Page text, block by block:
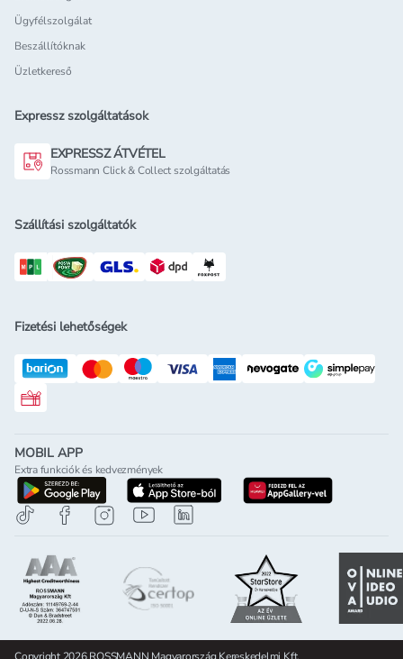
Ügyfélszolgálat
Beszállítóknak
Üzletkereső
Expressz szolgáltatások
EXPRESSZ ÁTVÉTEL
Rossmann Click & Collect szolgáltatás
Szállítási szolgáltatók
Fizetési lehetőségek
Rossmann ajándékkártya
MOBIL APP
Extra funkciók és kedvezmények
letöltés a google-play-rölletöltés az app-store-ból
letöltés